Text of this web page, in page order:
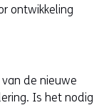
ontwikkeling
de nieuwe
Is het nodig